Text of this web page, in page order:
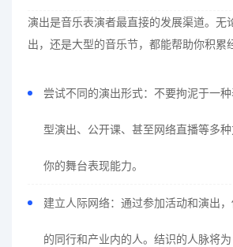
演出是音乐表演者最直接的发展渠道。无
出，还是大型的音乐节，都能帮助你积累
尝试不同的演出形式：不要拘泥于一
型演出、公开课、甚至网络直播等多
你的舞台表现能力。
建立人际网络：通过参加活动和演出
的同行和产业内的人。结识的人脉将